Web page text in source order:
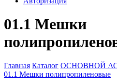
01.1 Мешки
Главная Каталог ОСНОВНОЙ
01.1 Мешки полипропиленовые